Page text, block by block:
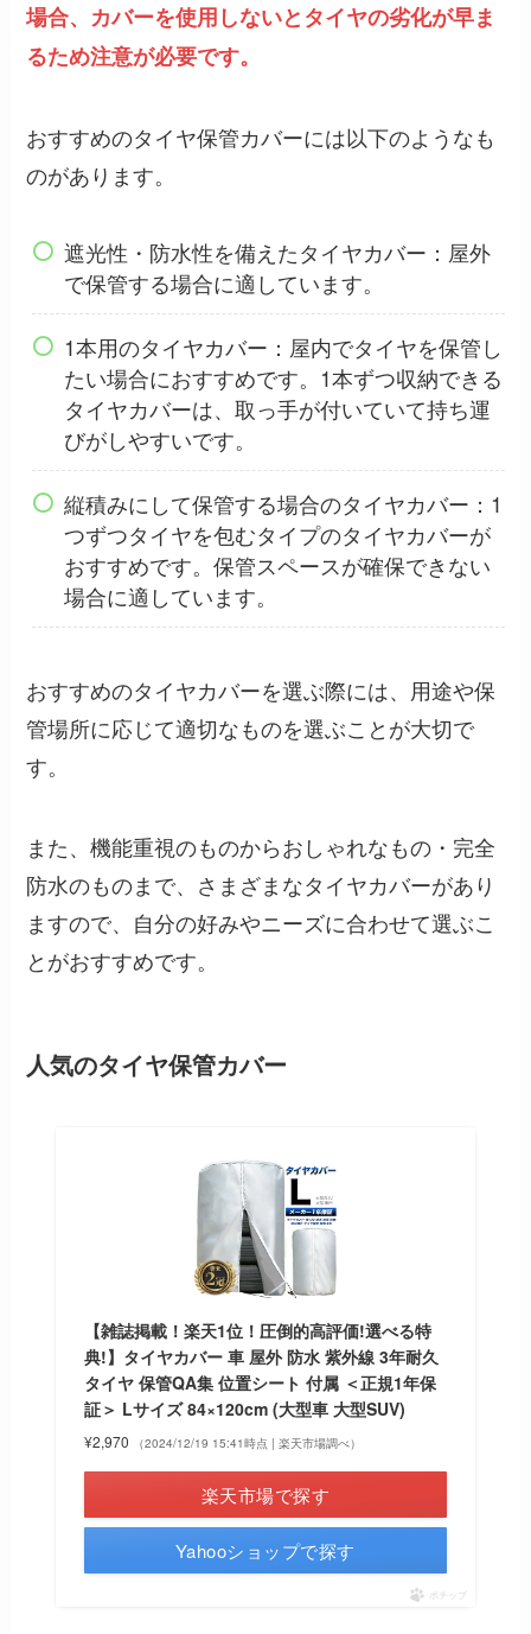
場合、カバーを使用しないとタイヤの劣化が早ま
るため注意が必要です。
おすすめのタイヤ保管カバーには以下のようなも
のがあります。
遮光性・防水性を備えたタイヤカバー：屋外
で保管する場合に適しています。
1本用のタイヤカバー：屋内でタイヤを保管し
たい場合におすすめです。1本ずつ収納できる
タイヤカバーは、取っ手が付いていて持ち運
びがしやすいです。
縦積みにして保管する場合のタイヤカバー：1
つずつタイヤを包むタイプのタイヤカバーが
おすすめです。保管スペースが確保できない
場合に適しています。
おすすめのタイヤカバーを選ぶ際には、用途や保
管場所に応じて適切なものを選ぶことが大切で
す。
また、機能重視のものからおしゃれなもの・完全
防水のものまで、さまざまなタイヤカバーがあり
ますので、自分の好みやニーズに合わせて選ぶこ
とがおすすめです。
人気のタイヤ保管カバー
【雑誌掲載！楽天1位！圧倒的高評価!選べる特
典!】タイヤカバー 車 屋外 防水 紫外線 3年耐久
タイヤ 保管QA集 位置シート 付属 ＜正規1年保
証＞ Lサイズ 84×120cm (大型車 大型SUV)
¥2,970 （2024/12/19 15:41時点 | 楽天市場調べ）
楽天市場で探す
Yahooショップで探す
ポチップ